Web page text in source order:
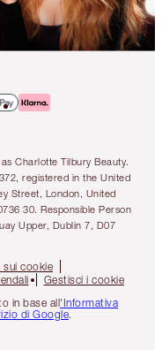
Charlotte Tilbury Beauty.
registered in the United
Street, London, United
30. Responsible Person
Upper, Dublin 7, D07
sui cookie
Gestisci i cookie
in base all'Informativa
di Google.